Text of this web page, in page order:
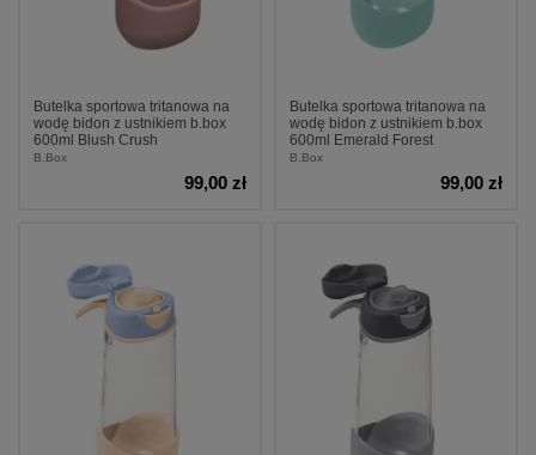
Butelka sportowa tritanowa na
wodę bidon z ustnikiem b.box
600ml Blush Crush
B.Box
99,00 zł
Butelka sportowa tritanowa na
wodę bidon z ustnikiem b.box
600ml Emerald Forest
B.Box
99,00 zł